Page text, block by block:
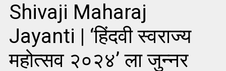
Shivaji Maharaj
Jayanti | ‘हिंदवी स्वराज्य
महोत्सव २०२४’ ला जुन्नर